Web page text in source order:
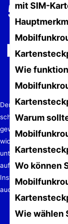
5G-
SIM-
Der
für
Der 5G-
schnelle und stabile
gewerblichen und
wichtigsten
untersucht, wie das
auf das 5G-Netzwerk
Installation, Wartung
auch ohne festes
mit SIM-
Wie
Warum
Wo können
Wie wählen